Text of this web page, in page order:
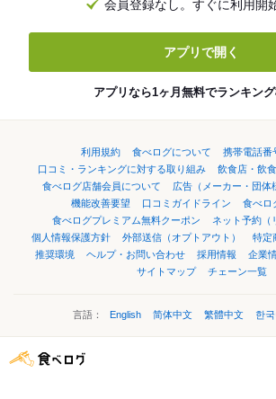
会員登録なし。すぐに利用開
アプリで開く
アプリなら1ヶ月無料でランキング
利用規約 食べログについて
携帯電話番
口コミ・ランキングに対する取り組み
飲食店・飲
食べログ店舗会員について
広告（メーカー・団体
機能改善要望
口コミガイドライン
食べロ
食べログプレミアム無料クーポン
ネット予約（
個人情報保護方針
外部送信（オプトアウト）
特定
推奨環境
ヘルプ・お問い合わせ 採用情報 企業
サイトマップ
チェーン一覧
言語： English 简体中文 繁體中文 한국